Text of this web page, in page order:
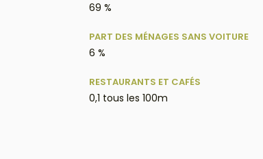
69 %
PART DES MÉNAGES SANS VOITURE
6 %
RESTAURANTS ET CAFÉS
0,1 tous les 100m